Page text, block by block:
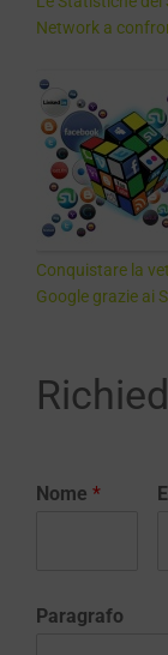
Network a
Conquistare la
Google grazie ai
Nome *
Paragrafo